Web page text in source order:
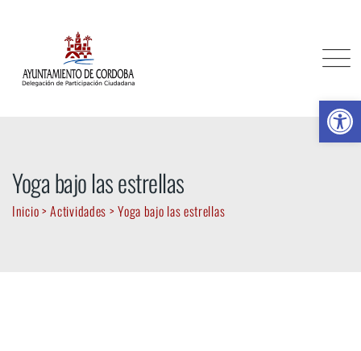
Yoga bajo las estrellas
Inicio>Actividades >Yoga bajo las estrellas